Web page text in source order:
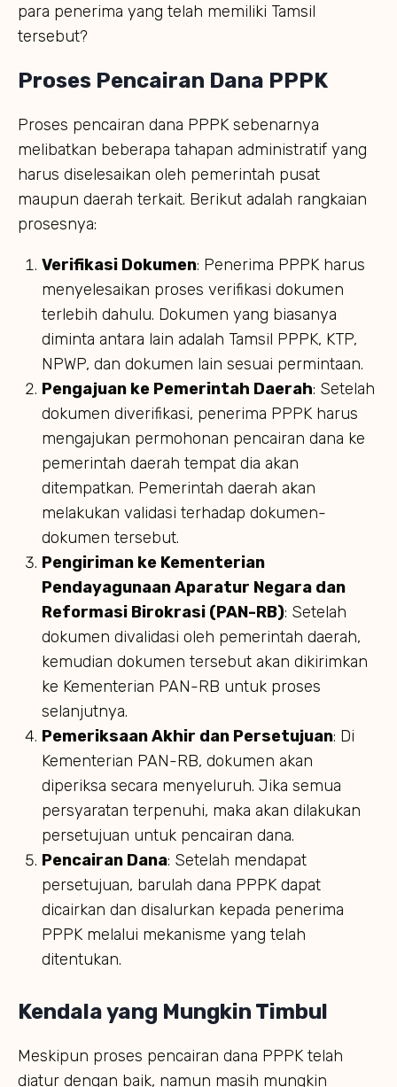
para penerima yang telah memiliki Tamsil
tersebut?
Proses Pencairan Dana PPPK
Proses pencairan dana PPPK sebenarnya
melibatkan beberapa tahapan administratif yang
harus diselesaikan oleh pemerintah pusat
maupun daerah terkait. Berikut adalah rangkaian
prosesnya:
Verifikasi Dokumen: Penerima PPPK harus
menyelesaikan proses verifikasi dokumen
terlebih dahulu. Dokumen yang biasanya
diminta antara lain adalah Tamsil PPPK, KTP,
NPWP, dan dokumen lain sesuai permintaan.
Pengajuan ke Pemerintah Daerah: Setelah
dokumen diverifikasi, penerima PPPK harus
mengajukan permohonan pencairan dana ke
pemerintah daerah tempat dia akan
ditempatkan. Pemerintah daerah akan
melakukan validasi terhadap dokumen-
dokumen tersebut.
Pengiriman ke Kementerian
Pendayagunaan Aparatur Negara dan
Reformasi Birokrasi (PAN-RB): Setelah
dokumen divalidasi oleh pemerintah daerah,
kemudian dokumen tersebut akan dikirimkan
ke Kementerian PAN-RB untuk proses
selanjutnya.
Pemeriksaan Akhir dan Persetujuan: Di
Kementerian PAN-RB, dokumen akan
diperiksa secara menyeluruh. Jika semua
persyaratan terpenuhi, maka akan dilakukan
persetujuan untuk pencairan dana.
Pencairan Dana: Setelah mendapat
persetujuan, barulah dana PPPK dapat
dicairkan dan disalurkan kepada penerima
PPPK melalui mekanisme yang telah
ditentukan.
Kendala yang Mungkin Timbul
Meskipun proses pencairan dana PPPK telah
diatur dengan baik, namun masih mungkin